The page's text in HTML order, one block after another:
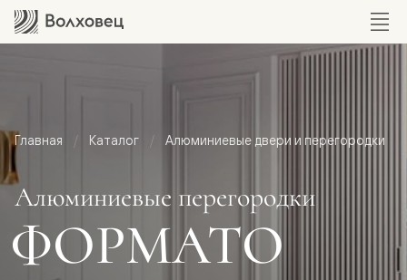
Главная Каталог Алюминиевые двери и перегородки
Алюминиевые перегородки
ФОРМАТО